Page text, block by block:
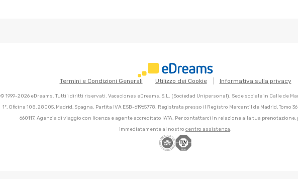
Termini e Condizioni Generali Utilizzo dei Cookie Informativa sulla privacy
© 1999-2026 eDreams. Tutti i diritti riservati. Vacaciones eDreams, S.L. (Sociedad Unipersonal). Sede sociale in Calle de
1º, Oficina 108, 28005, Madrid, Spagna. Partita IVA ESB-61965778. Registrata presso il Registro Mercantil de Madrid, Tomo
660117. Agenzia di viaggio con licenza e agente accreditato IATA. Per contattarci in relazione alla tua
immediatamente al nostro centro assistenza.